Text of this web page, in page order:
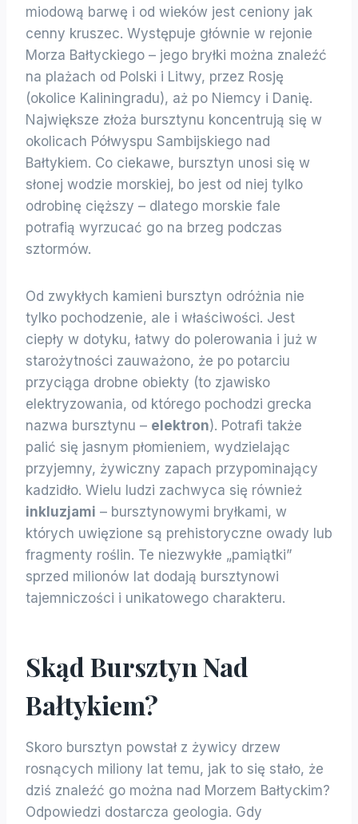
miodową barwę i od wieków jest ceniony jak
cenny kruszec. Występuje głównie w rejonie
Morza Bałtyckiego – jego bryłki można znaleźć
na plażach od Polski i Litwy, przez Rosję
(okolice Kaliningradu), aż po Niemcy i Danię.
Największe złoża bursztynu koncentrują się w
okolicach Półwyspu Sambijskiego nad
Bałtykiem. Co ciekawe, bursztyn unosi się w
słonej wodzie morskiej, bo jest od niej tylko
odrobinę cięższy – dlatego morskie fale
potrafią wyrzucać go na brzeg podczas
sztormów.
Od zwykłych kamieni bursztyn odróżnia nie
tylko pochodzenie, ale i właściwości. Jest
ciepły w dotyku, łatwy do polerowania i już w
starożytności zauważono, że po potarciu
przyciąga drobne obiekty (to zjawisko
elektryzowania, od którego pochodzi grecka
nazwa bursztynu – elektron). Potrafi także
palić się jasnym płomieniem, wydzielając
przyjemny, żywiczny zapach przypominający
kadzidło. Wielu ludzi zachwyca się również
inkluzjami – bursztynowymi bryłkami, w
których uwięzione są prehistoryczne owady lub
fragmenty roślin. Te niezwykłe „pamiątki”
sprzed milionów lat dodają bursztynowi
tajemniczości i unikatowego charakteru.
Skąd Bursztyn Nad
Bałtykiem?
Skoro bursztyn powstał z żywicy drzew
rosnących miliony lat temu, jak to się stało, że
dziś znaleźć go można nad Morzem Bałtyckim?
Odpowiedzi dostarcza geologia. Gdy